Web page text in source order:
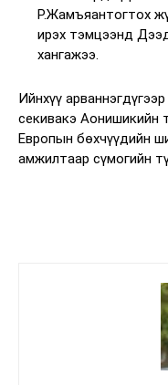
Р.Жамъяантогтох
ирэх тэмцээнд
хангажээ.
Ийнхүү
секивакэ Аонишикийн
Европын бөхчүүдийн
амжилтаар сүмогийн